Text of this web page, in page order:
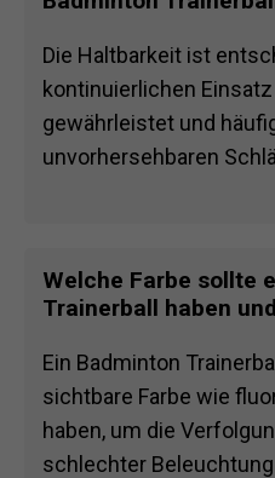
Die Haltbarkeit ist
kontinuierlichen
gewährleistet und
unvorhersehbaren
Welche Farbe sollte
Trainerball haben
Ein Badminton
sichtbare Farbe wie
haben, um die
schlechter